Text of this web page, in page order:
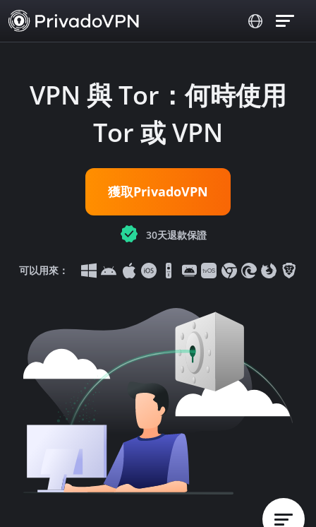
VPN 與 Tor：何時使用
Tor 或 VPN
獲取PrivadoVPN
30天退款保證
可以用來：